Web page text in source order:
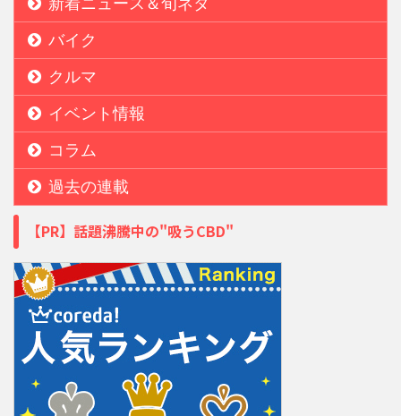
バイク
クルマ
イベント情報
コラム
過去の連載
【PR】話題沸騰中の"吸うCBD"